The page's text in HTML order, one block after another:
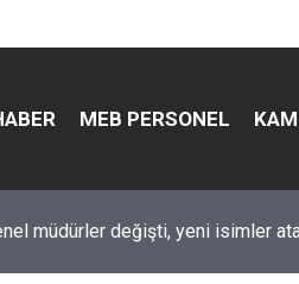
MEB PERSONEL
müdürler değişti, yeni isimler